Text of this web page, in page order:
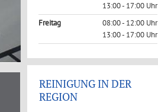
13:00 - 17:00 Uhr
Freitag
08:00 - 12:00 Uhr
13:00 - 17:00 Uhr
REINIGUNG IN DER
REGION